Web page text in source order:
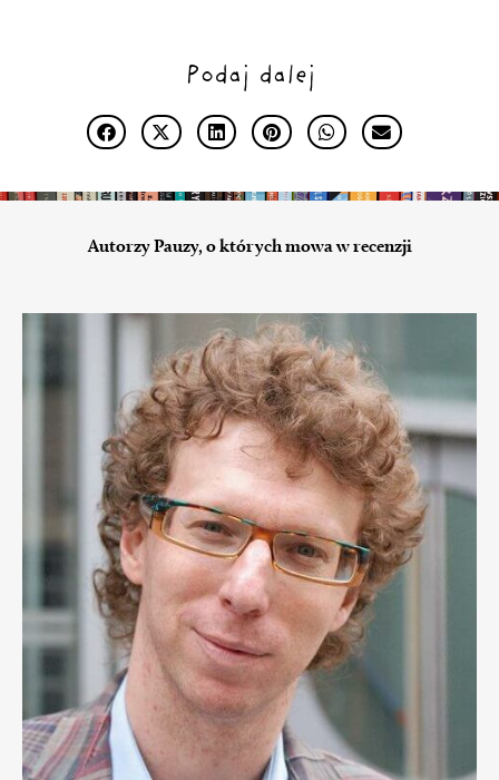
Podaj dalej
Autorzy Pauzy, o których mowa w recenzji